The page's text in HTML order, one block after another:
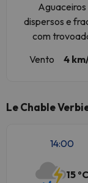
Aguaceiros
dispersos e
com
Vento
4
Le Chable
14:00
15 ºC